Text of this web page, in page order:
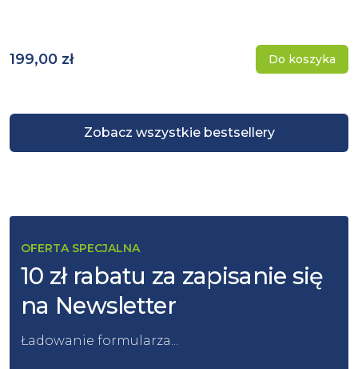
Zobacz wszystkie bestsellery
199,00 zł Do koszyka
OFERTA SPECJALNA
10 zł rabatu za zapisanie się
na Newsletter
Ładowanie formularza...